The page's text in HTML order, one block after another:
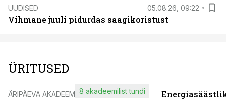
UUDISED 05.08.26, 09:22
Vihmane juuli pidurdas saagikoristust
ÜRITUSED
ÄRIPÄEVA AKADEEMIA8 akadeemilist tundi